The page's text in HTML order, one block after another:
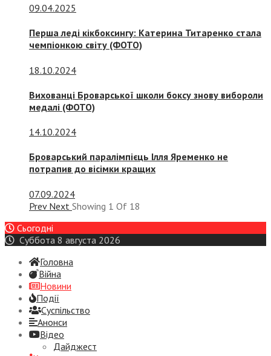
09.04.2025
Перша леді кікбоксингу: Катерина Титаренко стала
чемпіонкою світу (ФОТО)
18.10.2024
Вихованці Броварської школи боксу знову вибороли
медалі (ФОТО)
14.10.2024
Броварський паралімпієць Ілля Яременко не
потрапив до вісімки кращих
07.09.2024
Prev Next Showing 1 Of 18
Сьогодні
Суббота 8 августа 2026
Головна
Війна
Новини
Події
Суспiльство
Анонси
Відео
Дайджест